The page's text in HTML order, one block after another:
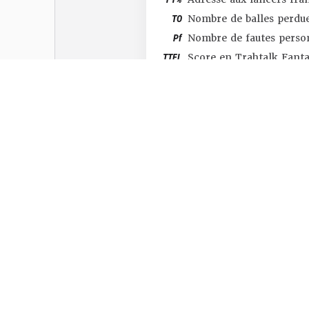
TO Nombre de balles
Pf Nombre de fautes
TTFL Score en Trahtalk